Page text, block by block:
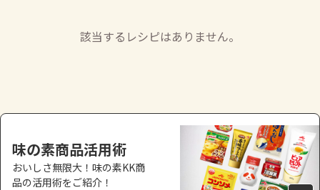
トーク
お買い物
AJINOMOTO PARK とは
該当するレシピはありません。
味の素商品活用術
おいしさ無限大！味の素KK商
品の活用術をご紹介！